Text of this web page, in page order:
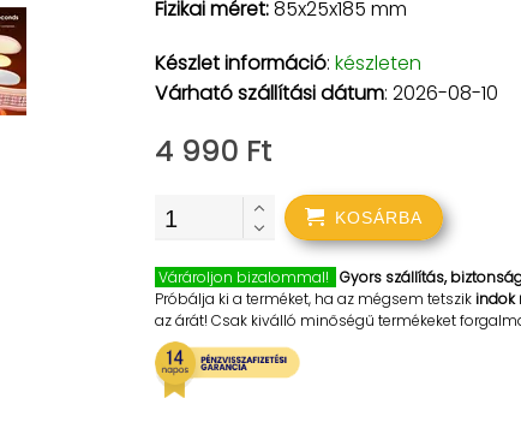
Fizikai méret:85x25x185 mm
Készlet információ: készleten
Várható szállítási dátum: 2026-08-10
4 990 Ft
KOSÁRBA
Várároljon bizalommal! Gyors szállítás,
Próbálja ki a terméket, ha az mégsem tetszikindok
az árát! Csak kiválló minőségű termékeket